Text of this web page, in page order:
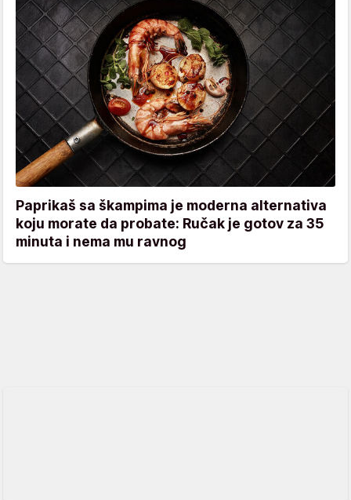
Paprikaš sa škampima je moderna alternativa
koju morate da probate: Ručak je gotov za 35
minuta i nema mu ravnog